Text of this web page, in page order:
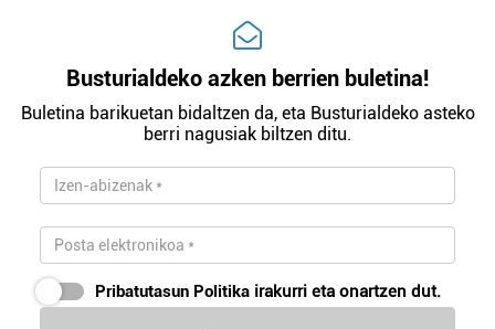
Busturialdeko azken berrien buletina!
Buletina barikuetan bidaltzen da, eta Busturialdeko asteko
berri nagusiak biltzen ditu.
Pribatutasun Politika irakurri eta onartzen dut.